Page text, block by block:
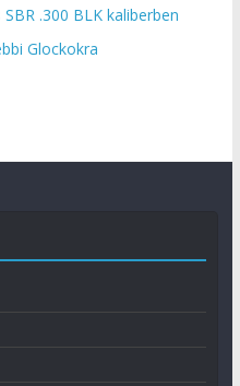
.300 BLK kaliberben
Glockokra